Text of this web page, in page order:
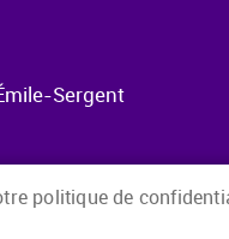
Sergent
politique de